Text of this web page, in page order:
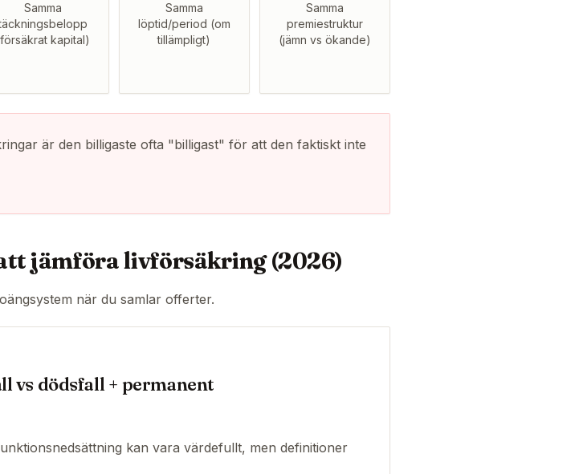
Samma
kapital)
Samma
löptid/period (om
tillämpligt)
Samma
premiestruktur
(jämn vs ökande)
är den billigaste ofta "billigast" för att den faktiskt inte
jämföra livförsäkring (2026)
när du samlar offerter.
vs dödsfall + permanent
kan vara värdefullt, men definitioner